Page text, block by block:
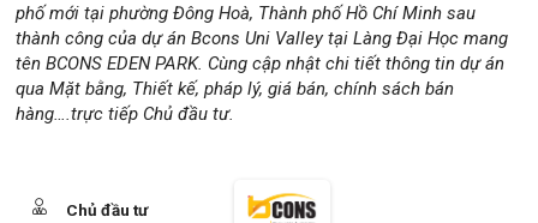
phố mới tại phường Đông Hoà, Thành phố Hồ Chí Minh sau
thành công của dự án Bcons Uni Valley tại Làng Đại Học mang
tên BCONS EDEN PARK. Cùng cập nhật chi tiết thông tin dự án
qua Mặt bằng, Thiết kế, pháp lý, giá bán, chính sách bán
hàng….trực tiếp Chủ đầu tư.
Chủ đầu tư